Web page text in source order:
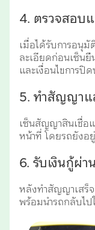
4. ตรวจสอบ
เมื่อได้รับการอนุ
ละเอียดก่อนเซ็น
และเงื่อนไขการ
5. ทำสัญญาแ
เซ็นสัญญาสินเชื่อ
หน้าที่ โดยรถยังอ
6. รับเงินกู้ผ่
หลังทำสัญญาเสร็จ
พร้อมนำรถกลับไป